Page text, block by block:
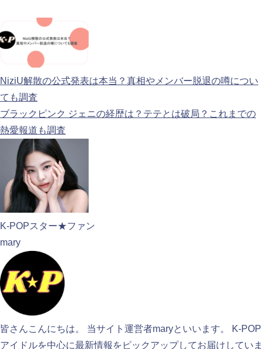
NiziU解散の公式発表は本当？真相やメンバー脱退の噂につい
ても調査
ブラックピンク ジェニの経歴は？テテとは破局？これまでの
熱愛報道も調査
K-POPスター★ファン
mary
皆さんこんにちは。 当サイト運営者maryといいます。 K-POP
アイドルを中心に最新情報をピックアップしてお届けしていま